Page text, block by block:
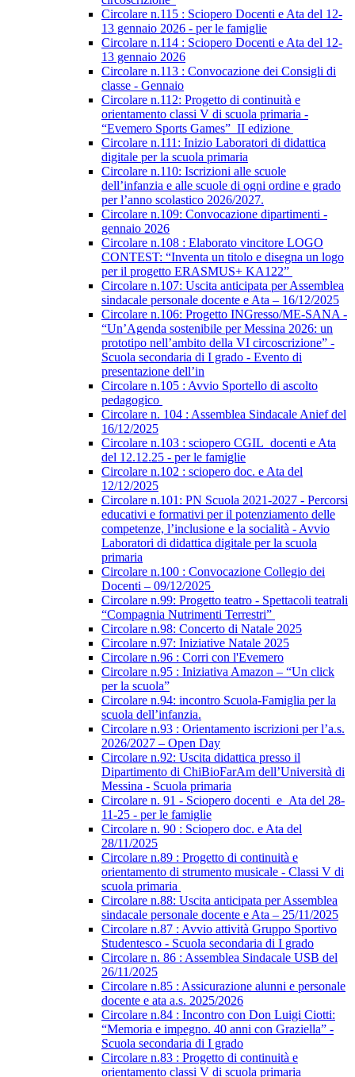
Circolare n.115 : Sciopero Docenti e Ata del 12-
13 gennaio 2026 - per le famiglie
Circolare n.114 : Sciopero Docenti e Ata del 12-
13 gennaio 2026
Circolare n.113 : Convocazione dei Consigli di
classe - Gennaio
Circolare n.112: Progetto di continuità e
orientamento classi V di scuola primaria -
“Evemero Sports Games” II edizione
Circolare n.111: Inizio Laboratori di didattica
digitale per la scuola primaria
Circolare n.110: Iscrizioni alle scuole
dell’infanzia e alle scuole di ogni ordine e grado
per l’anno scolastico 2026/2027.
Circolare n.109: Convocazione dipartimenti -
gennaio 2026
Circolare n.108 : Elaborato vincitore LOGO
CONTEST: “Inventa un titolo e disegna un logo
per il progetto ERASMUS+ KA122”
Circolare n.107: Uscita anticipata per Assemblea
sindacale personale docente e Ata – 16/12/2025
Circolare n.106: Progetto INGresso/ME-SANA -
“Un’Agenda sostenibile per Messina 2026: un
prototipo nell’ambito della VI circoscrizione” -
Scuola secondaria di I grado - Evento di
presentazione dell’in
Circolare n.105 : Avvio Sportello di ascolto
pedagogico
Circolare n. 104 : Assemblea Sindacale Anief del
16/12/2025
Circolare n.103 : sciopero CGIL_docenti e Ata
del 12.12.25 - per le famiglie
Circolare n.102 : sciopero doc. e Ata del
12/12/2025
Circolare n.101: PN Scuola 2021-2027 - Percorsi
educativi e formativi per il potenziamento delle
competenze, l’inclusione e la socialità - Avvio
Laboratori di didattica digitale per la scuola
primaria
Circolare n.100 : Convocazione Collegio dei
Docenti – 09/12/2025
Circolare n.99: Progetto teatro - Spettacoli teatrali
“Compagnia Nutrimenti Terrestri”
Circolare n.98: Concerto di Natale 2025
Circolare n.97: Iniziative Natale 2025
Circolare n.96 : Corri con l'Evemero
Circolare n.95 : Iniziativa Amazon – “Un click
per la scuola”
Circolare n.94: incontro Scuola-Famiglia per la
scuola dell’infanzia.
Circolare n.93 : Orientamento iscrizioni per l’a.s.
2026/2027 – Open Day
Circolare n.92: Uscita didattica presso il
Dipartimento di ChiBioFarAm dell’Università di
Messina - Scuola primaria
Circolare n. 91 - Sciopero docenti_e_Ata del 28-
11-25 - per le famiglie
Circolare n. 90 : Sciopero doc. e Ata del
28/11/2025
Circolare n.89 : Progetto di continuità e
orientamento di strumento musicale - Classi V di
scuola primaria
Circolare n.88: Uscita anticipata per Assemblea
sindacale personale docente e Ata – 25/11/2025
Circolare n.87 : Avvio attività Gruppo Sportivo
Studentesco - Scuola secondaria di I grado
Circolare n. 86 : Assemblea Sindacale USB del
26/11/2025
Circolare n.85 : Assicurazione alunni e personale
docente e ata a.s. 2025/2026
Circolare n.84 : Incontro con Don Luigi Ciotti:
“Memoria e impegno. 40 anni con Graziella” -
Scuola secondaria di I grado
Circolare n.83 : Progetto di continuità e
orientamento classi V di scuola primaria